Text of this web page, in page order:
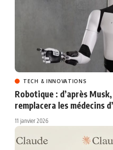
TECH & INNOVATIONS
Robotique : d’après
remplacera les médecins
11 janvier 2026